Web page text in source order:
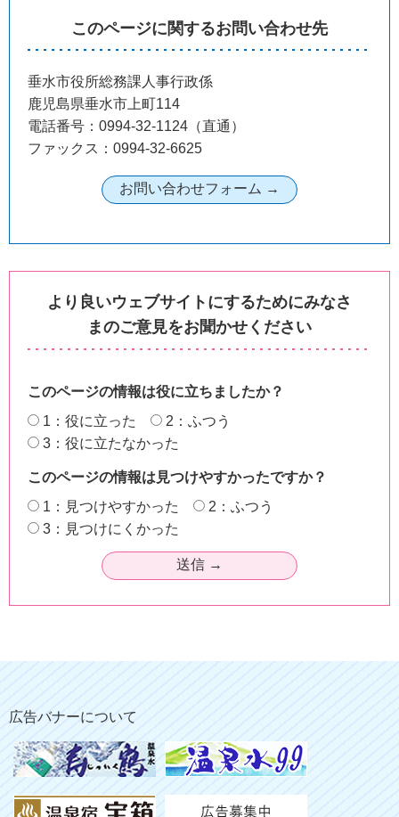
このページに関するお問い合わせ先
垂水市役所総務課人事行政係
鹿児島県垂水市上町114
電話番号：0994-32-1124（直通）
ファックス：0994-32-6625
より良いウェブサイトにするためにみなさ
まのご意見をお聞かせください
このページの情報は役に立ちましたか？
1：役に立った
2：ふつう
3：役に立たなかった
このページの情報は見つけやすかったですか？
1：見つけやすかった
2：ふつう
3：見つけにくかった
広告バナーについて